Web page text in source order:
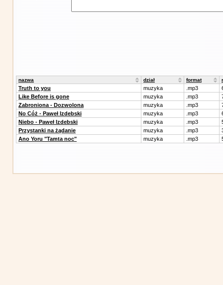
nazwa dział format
Truth to you muzyka .mp3
Like Before is gone
muzyka .mp3
Zabroniona - Dozwolona
muzyka .mp3
No Cóż - Paweł Izdebski
muzyka .mp3
Niebo - Paweł Izdebski
muzyka .mp3
Przystanki na żądanie
muzyka .mp3
Ano Yoru "Tamta noc"
muzyka .mp3